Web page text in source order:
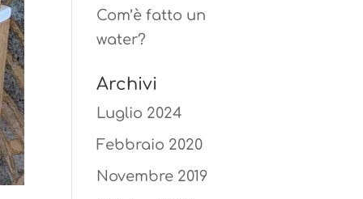
Com’è fatto un
water?
Archivi
Luglio 2024
Febbraio 2020
Novembre 2019